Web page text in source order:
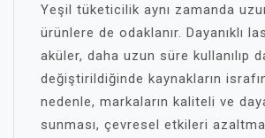
Yeşil tüketicilik aynı zamanda
ürünlere de odaklanır. Dayanıklı
aküler, daha uzun süre kullanılıp
değiştirildiğinde kaynakların
nedenle, markaların kaliteli ve
sunması, çevresel etkileri